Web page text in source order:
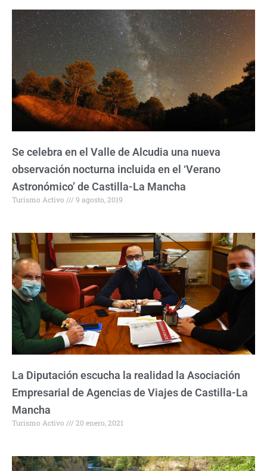
Se celebra en el Valle de Alcudia una nueva
observación nocturna incluida en el ‘Verano
Astronómico’ de Castilla-La Mancha
Turismo Activo 9 agosto, 2019
La Diputación escucha la realidad la Asociación
Empresarial de Agencias de Viajes de Castilla-La
Mancha
Turismo Activo 20 enero, 2021